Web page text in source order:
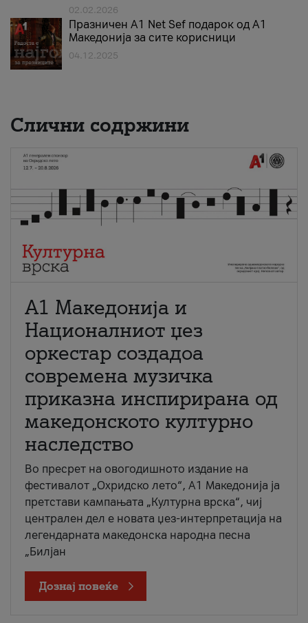
02.02.2026
Празничен A1 Net Sеf подарок од А1
Македонија за сите корисници
04.12.2025
Слични содржини
А1 Македонија и
Националниот џез
оркестар создадоа
современа музичка
приказна инспирирана од
македонското културно
наследство
Во пресрет на овогодишното издание на
фестивалот „Охридско лето“, А1 Македонија ја
претстави кампањата „Културна врска“, чиј
централен дел е новата џез-интерпретација на
легендарната македонска народна песна
„Билјан
Дознај повеќе